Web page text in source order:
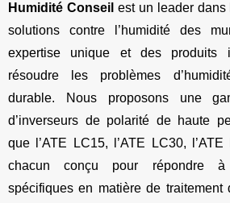
Humidité Conseil est un leader
solutions contre l’humidité des
expertise unique et des produits
résoudre les problèmes
durable. Nous proposons une
d’inverseurs de polarité de haute
que l’ATE LC15, l’ATE LC30, l’ATE
chacun conçu pour répondre
spécifiques en matière de traitement